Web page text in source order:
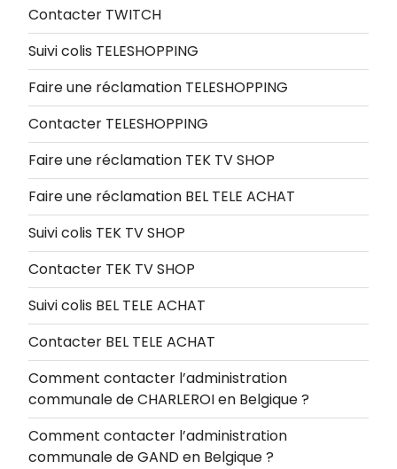
Contacter TWITCH
Suivi colis TELESHOPPING
Faire une réclamation TELESHOPPING
Contacter TELESHOPPING
Faire une réclamation TEK TV SHOP
Faire une réclamation BEL TELE ACHAT
Suivi colis TEK TV SHOP
Contacter TEK TV SHOP
Suivi colis BEL TELE ACHAT
Contacter BEL TELE ACHAT
Comment contacter l’administration
communale de CHARLEROI en Belgique ?
Comment contacter l’administration
communale de GAND en Belgique ?